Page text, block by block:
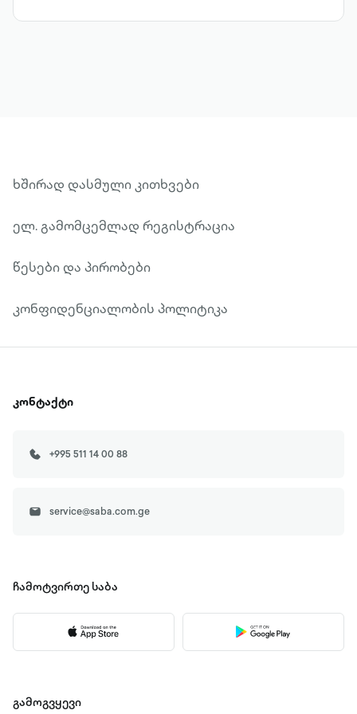
და ასე ქმნიან ცალკეულ, სრულყოფილ
ხშირად დასმული კითხვები
ელ. გამომცემლად რეგისტრაცია
წესები და პირობები
კონფიდენციალობის პოლიტიკა
კონტაქტი
+995 511 14 00 88
service@saba.com.ge
ჩამოტვირთე საბა
გამოგვყევი